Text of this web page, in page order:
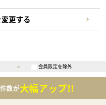
更する
会員限定を除外
数が大幅アップ!!